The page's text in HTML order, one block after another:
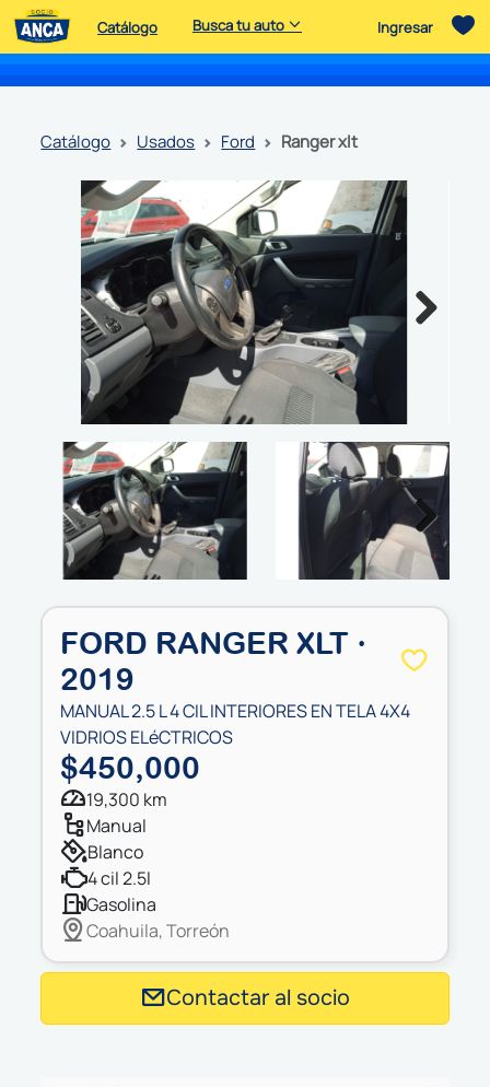
Catálogo Busca tu auto Ingresar
catálogo usados ford ranger xlt
Next
FORD RANGER XLT ·
2019
MANUAL 2.5 L 4 CIL INTERIORES EN TELA 4X4
VIDRIOS ELéCTRICOS
$450,000
19,300 km
manual
blanco
4 cil 2.5l
gasolina
Coahuila, Torreón
Contactar al socio